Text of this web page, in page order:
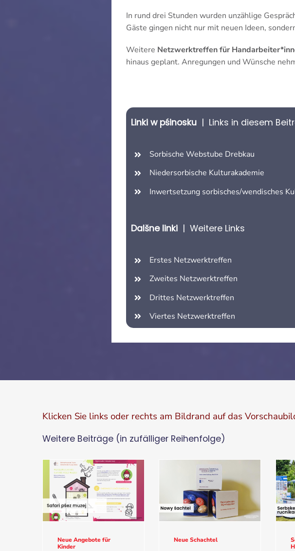
In rund drei Stunden wurden unzählige
Gäste gingen nicht nur mit neuen Ideen,
Weitere Netzwerktreffen für
hinaus geplant. Anregungen und Wünsche
Linki w pśinosku | Links in diesem
Sorbische Webstube Drebkau
Niedersorbische Kulturakademie
Inwertsetzung sorbisches/wendisches
Dalšne linki | Weitere Links
Erstes Netzwerktreffen
Zweites Netzwerktreffen
Drittes Netzwerktreffen
Viertes Netzwerktreffen
Klicken Sie links oder rechts am Bildrand auf das
Weitere Beiträge (in zufälliger Reihenfolge)
Neue Angebote für
Kinder
Neue Schachtel